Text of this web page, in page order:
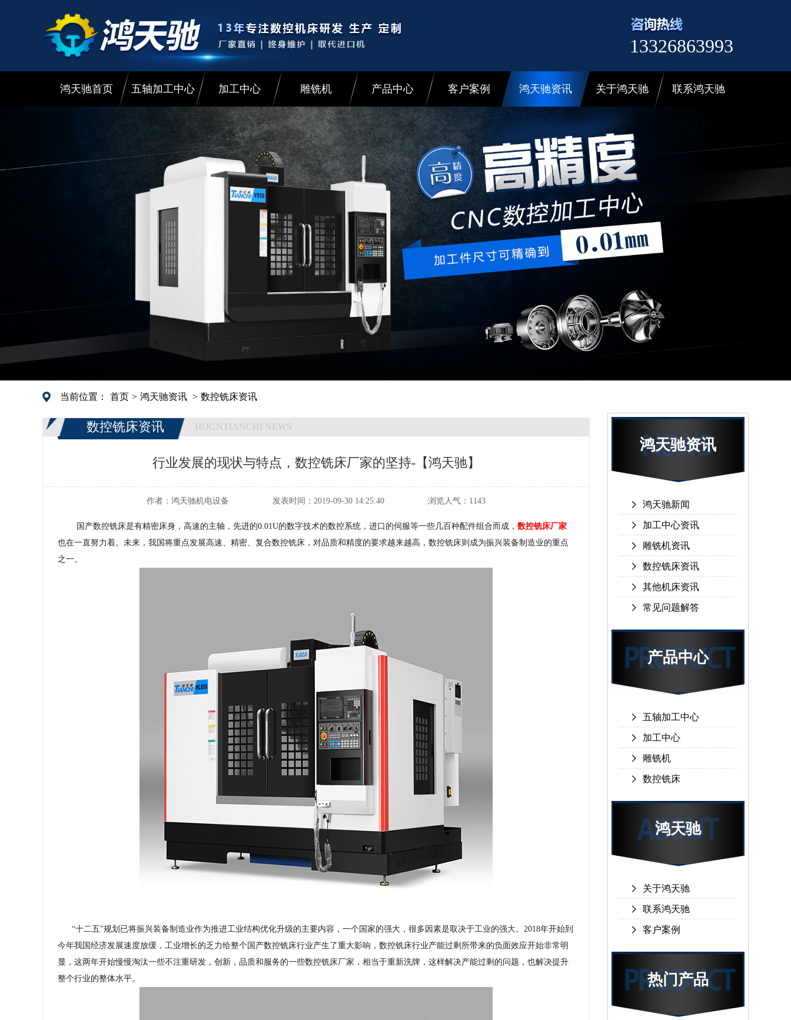
13326863993
鸿天驰首页 五轴加工中心 加工中心 雕铣机 产品中心 客户案例 鸿天驰资讯 关于鸿天驰 联系鸿天驰
当前位置： 首页 > 鸿天驰资讯 > 数控铣床资讯
数控铣床资讯 HOGNTIANCHI NEWS
行业发展的现状与特点，数控铣床厂家的坚持-【鸿天驰】
作者： 鸿天驰机电设备 发表时间： 2019-09-30 14:25:40 浏览人气： 1143
国产数控铣床是有精密床身，高速的主轴，先进的0.01U的数字技术的数控系统，进口的伺服等一些几百种配件组合而成， 数控铣床厂家
也在一直努力着。未来，我国将重点发展高速、精密、复合数控铣床，对品质和精度的要求越来越高，数控铣床则成为振兴装备制造业的重点
之一。
“十二五"规划已将振兴装备制造业作为推进工业结构优化升级的主要内容，一个国家的强大，很多因素是取决于工业的强大。 2018年开始到
今年我国经济发展速度放缓，工业增长的乏力给整个国产数控铣床行业产生了重大影响，数控铣床行业产能过剩所带来的负面效应开始非常明
显，这两年开始慢慢淘汰一些不注重研发，创新，品质和服务的一些数控铣床厂家，相当于重新洗牌，这样解决产能过剩的问题，也解决提升
整个行业的整体水平。
鸿天驰资讯
鸿天驰新闻
加工中心资讯
雕铣机资讯
数控铣床资讯
其他机床资讯
常见问题解答
产品中心
五轴加工中心
加工中心
雕铣机
数控铣床
鸿天驰
关于鸿天驰
联系鸿天驰
客户案例
热门产品